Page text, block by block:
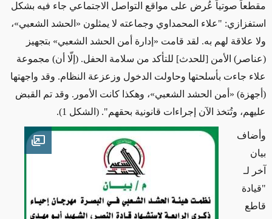
مقطعاً صوتياً عُرض على مواقع التواصل الاجتماعي جاء فيه بشكل
استفزازي: "علاء المحمداوي وجماعته لا يمثلون « الحشد الشعبي»،
ولا علاقة لهم به. لقد قامت « إدارة أمن الحشد الشعبي» بتجهيز
(عناصر) الأمن [للحدث] للتأكد من سلامة الحفل. (إلّا أن) مجموعة
علاء جاءت بأسلحتها وحاولت الدخول وزعزعة النظام. وقد واجهتها
(أجهزة) « أمن الحشد الشعبي»، وهكذا كانت الأمور. وقد تم القبض
عليهم، وتُتخذ الآن إجراءات قانونية بحقهم". (الشكل 1).
image
وأضاف
بيان
آخر لـ
"قيادة
قاطع